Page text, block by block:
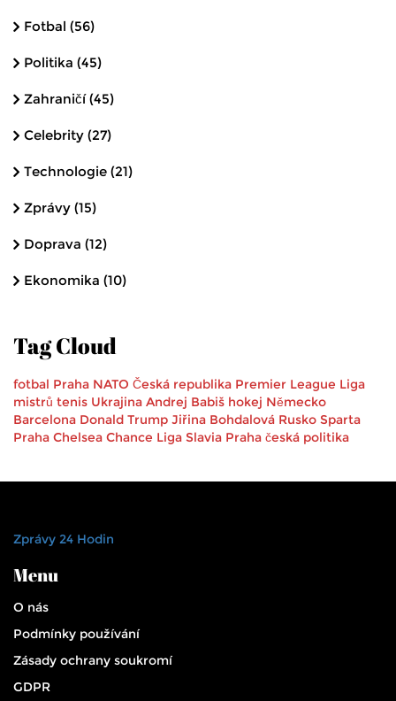
Fotbal (56)
Politika (45)
Zahraničí(45)
Celebrity (27)
Technologie (21)
Zprávy (15)
Doprava (12)
Ekonomika (10)
Tag Cloud
fotbal Praha NATO Česká republika Premier League Liga
mistrů tenis Ukrajina Andrej Babiš hokej Německo
Barcelona Donald Trump Jiřina Bohdalová Rusko Sparta
Praha Chelsea Chance Liga Slavia Praha česká politika
Zprávy 24 Hodin
Menu
O nás
Podmínky používání
Zásady ochrany soukromí
GDPR